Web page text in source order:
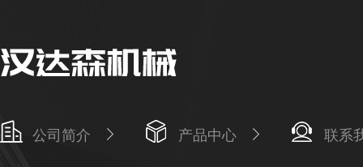
公司简介 产品中心 联系